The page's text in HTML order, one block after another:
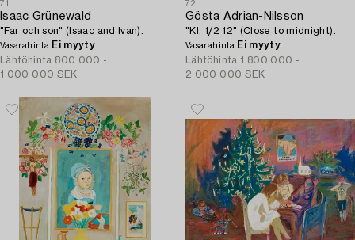
71
Isaac Grünewald
"Far och son" (Isaac and Ivan).
Vasarahinta Ei myyty
Lähtöhinta 800 000 -
1 000 000 SEK
72
Gösta Adrian-Nilsson
"Kl. 1/2 12" (Close to midnight).
Vasarahinta Ei myyty
Lähtöhinta 1 800 000 -
2 000 000 SEK